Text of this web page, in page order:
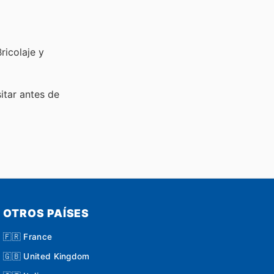
y
antes de
OTROS PAÍSES
🇫🇷 France
🇬🇧 United Kingdom